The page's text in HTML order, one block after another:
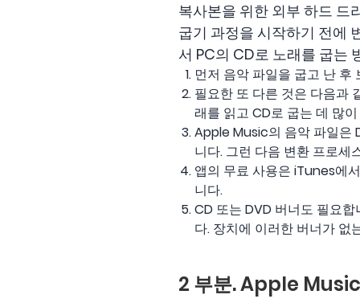
복사본을 위한 외부 하드 드
굽기 과정을 시작하기 전에
서 PC의 CD로 노래를 굽는
먼저 음악 파일을 굽고 난 후
필요한 또 다른 것은 다음과
래를 읽고 CD로 굽는 데 많
Apple Music의 음악 파일은
니다. 그런 다음 변환 프로세
앱의 무료 사용은 iTunes에
니다.
CD 또는 DVD 버너도 필요
다. 장치에 이러한 버너가 없
2 부분. Apple